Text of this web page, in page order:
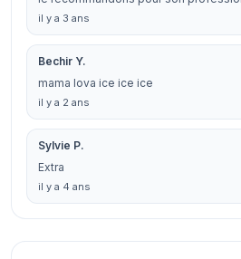
il y a 3 ans
Bechir Y.
mama lova ice ice ice
il y a 2 ans
Sylvie P.
Extra
il y a 4 ans